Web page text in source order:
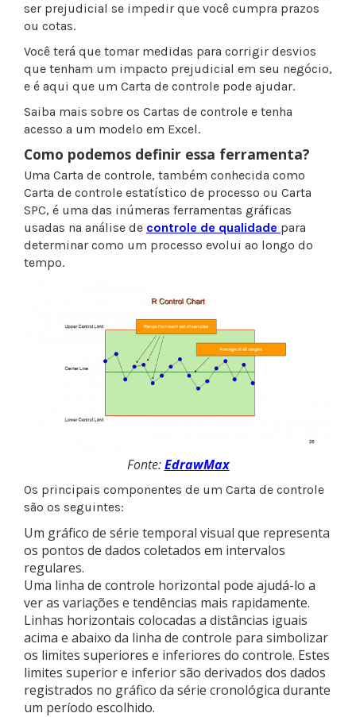
ser prejudicial se impedir que você cumpra prazos
ou cotas.
Você terá que tomar medidas para corrigir desvios
que tenham um impacto prejudicial em seu negócio,
e é aqui que um Carta de controle pode ajudar.
Saiba mais sobre os Cartas de controle e tenha
acesso a um modelo em Excel.
Como podemos definir essa ferramenta?
Uma Carta de controle, também conhecida como
Carta de controle estatístico de processo ou Carta
SPC, é uma das inúmeras ferramentas gráficas
usadas na análise de controle de qualidade para
determinar como um processo evolui ao longo do
tempo.
Fonte:EdrawMax
Os principais componentes de um Carta de controle
são os seguintes:
Um gráfico de série temporal visual que representa
os pontos de dados coletados em intervalos
regulares.
Uma linha de controle horizontal pode ajudá-lo a
ver as variações e tendências mais rapidamente.
Linhas horizontais colocadas a distâncias iguais
acima e abaixo da linha de controle para simbolizar
os limites superiores e inferiores do controle. Estes
limites superior e inferior são derivados dos dados
registrados no gráfico da série cronológica durante
um período escolhido.